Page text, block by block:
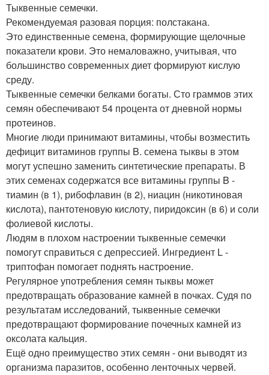
Тыквенные семечки.
Рекомендуемая разовая порция: полстакана.
Это единственные семена, формирующие щелочные
показатели крови. Это немаловажно, учитывая, что
большинство современных диет формируют кислую
среду.
Тыквенные семечки белками богаты. Сто граммов этих
семян обеспечивают 54 процента от дневной нормы
протеинов.
Многие люди принимают витамины, чтобы возместить
дефицит витаминов группы B. семена тыквы в этом
могут успешно заменить синтетические препараты. В
этих семенах содержатся все витамины группы B -
тиамин (в 1), рибофлавин (в 2), ниацин (никотиновая
кислота), пантотеновую кислоту, пиридоксин (в 6) и соли
фолиевой кислоты.
Людям в плохом настроении тыквенные семечки
помогут справиться с депрессией. Ингредиент L -
триптофан помогает поднять настроение.
Регулярное употребления семян тыквы может
предотвращать образование камней в почках. Судя по
результатам исследований, тыквенные семечки
предотвращают формирование почечных камней из
оксолата кальция.
Ещё одно преимущество этих семян - они выводят из
организма паразитов, особенно ленточных червей.